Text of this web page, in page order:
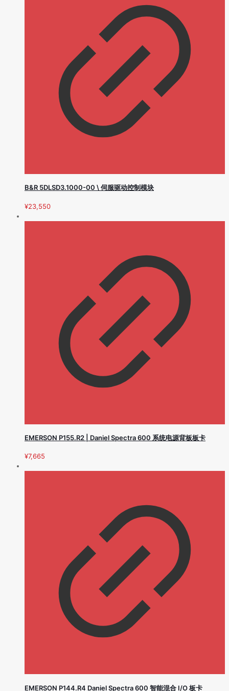
B&R 5DLSD3.1000-00 \ 伺服驱动控制模块
¥23,550
EMERSON P155.R2 | Daniel Spectra 600 系统电源背板板卡
¥7,665
EMERSON P144.R4 Daniel Spectra 600 智能混合 I/O 板卡